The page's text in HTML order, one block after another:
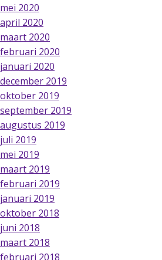
mei 2020
april 2020
maart 2020
februari 2020
januari 2020
december 2019
oktober 2019
september 2019
augustus 2019
juli 2019
mei 2019
maart 2019
februari 2019
januari 2019
oktober 2018
juni 2018
maart 2018
februari 2018